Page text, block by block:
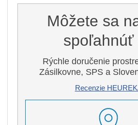
Môžete sa
spoľahnúť
Rýchle doručenie
Zásilkovne, SPS a
Recenzie